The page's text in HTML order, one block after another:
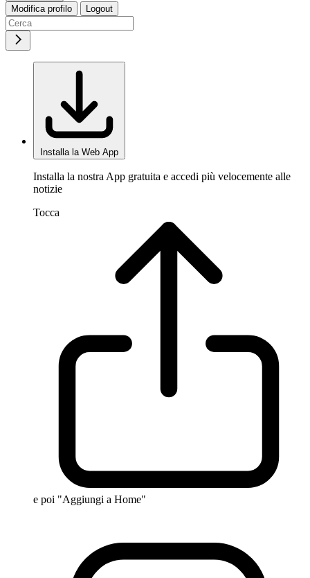
Modifica profilo Logout
Installa la Web App
Installa la nostra App gratuita e accedi più velocemente alle
notizie
Tocca
e poi "Aggiungi a Home"